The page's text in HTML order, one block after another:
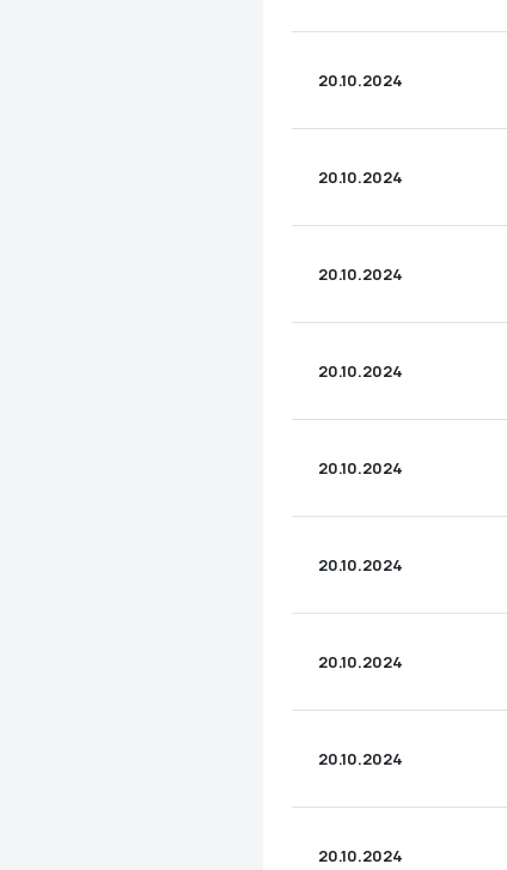
20.10.2024
20.10.2024
20.10.2024
20.10.2024
20.10.2024
20.10.2024
20.10.2024
20.10.2024
20.10.2024